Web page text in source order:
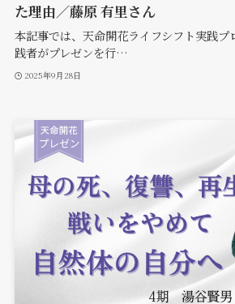
た理由／藤原 有里さん
本記事では、天命開花ライフシフト実践プ
践者がプレゼンを行…
2025年9月28日